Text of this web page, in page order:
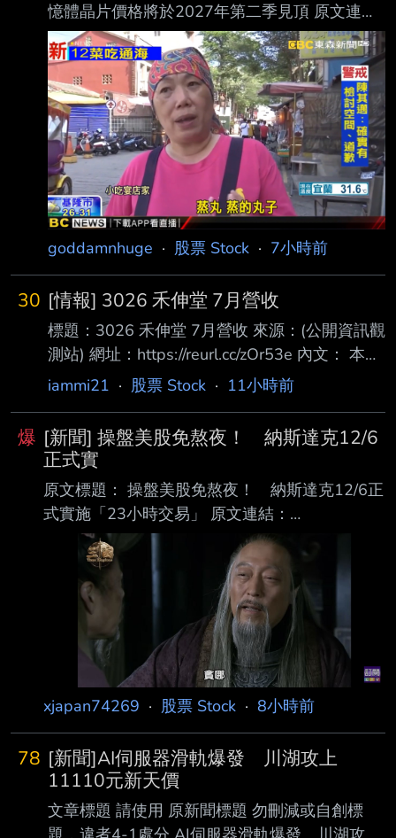
憶體晶片價格將於2027年第二季見頂 原文連
結： https://hk.investing.com/news/stock-
market-news/article-1597646 發布時間：
2026-8-7 下午08:18 記者署名： Senad
Karaahmetovic 原文內容： 花旗銀行將美光科技
（Micron Technology）的目標股價從1,400美元
下調至1,150美元， 同時維持「買入」評級，理
由是對明年DRAM及NAND記憶體晶片定價前景
的預
goddamnhuge · 股票 Stock · 7小時前
30 [情報] 3026 禾伸堂 7月營收
標題：3026 禾伸堂 7月營收 來源：(公開資訊觀
測站) 網址：https://reurl.cc/zOr53e 內文： 本資
料由 (上市公司)禾伸堂 公司提供 民國115年
月 1,500,937 去年同期 1,095,188 增減金額
405,749 增減百分比 37.05 本年累計
9,216,573 去年累計 7,769,273 增減金額
1,447,300 增減百分比 18.63 備註 / 營收變化原
因說明 心得：神聖太陽堂，老蘇永遠的心魔，
年增37
iammi21 · 股票 Stock · 11小時前
爆 [新聞] 操盤美股免熬夜！ 納斯達克12/6
正式實
原文標題： 操盤美股免熬夜！ 納斯達克12/6正
式實施「23小時交易」 原文連結：
https://reurl.cc/lnZamY 發布時間：2026.08.06
19:05 臺北時間 記者署名：記者｜鏡新聞 原文內
容： 納斯達克交易所，確定在今年12/6日，將交
易時間，延長為 23 小時，幾乎達到全天交易，
投信指出，雖然作業流程影響不大，但美股沒有
漲跌幅限制，夜間交易流動性不足，恐怕會 讓股
價波動更劇烈，而對習慣在台股收盤後，接續操
作美股的台灣投資人來說，彈性大增， 不用再熬
夜操盤了！ 心得/評論：
xjapan74269 · 股票 Stock · 8小時前
78 [新聞]AI伺服器滑軌爆發 川湖攻上
11110元新天價
文章標題 請使用 原新聞標題 勿刪減或自創標